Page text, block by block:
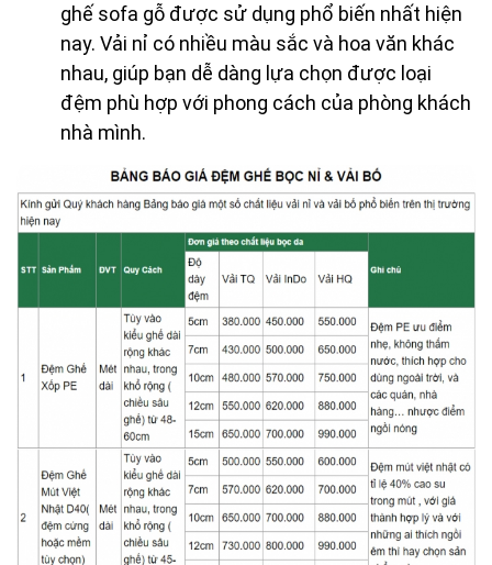
ghế sofa gỗ được sử dụng phổ biến nhất hiện
nay. Vải nỉ có nhiều màu sắc và hoa văn khác
nhau, giúp bạn dễ dàng lựa chọn được loại
đệm phù hợp với phong cách của phòng khách
nhà mình.